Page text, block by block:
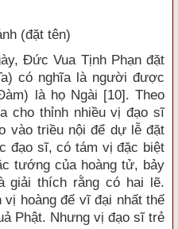
(đặt tên)
Đức Vua Tịnh Phạn đặt
có nghĩa là người được
là họ Ngài [10]. Theo
cho thỉnh nhiều vị đạo sĩ
vào triều nội để dự lễ đặt
đạo sĩ, có tám vị đặc biệt
tướng của hoàng tử, bảy
giải thích rằng có hai lẽ.
hoàng đế vĩ đại nhất thế
Phật. Nhưng vị đạo sĩ trẻ